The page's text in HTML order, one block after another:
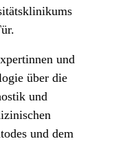
und
über die
und
und dem